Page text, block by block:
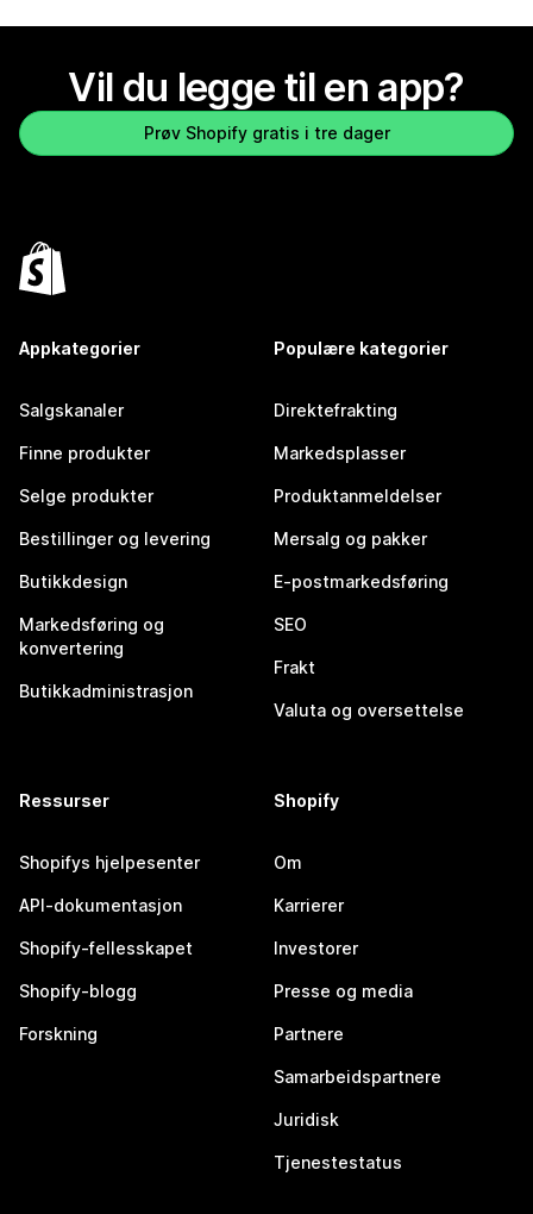
Vil du legge til en app?
Prøv Shopify gratis i tre dager
Appkategorier
Salgskanaler
Finne produkter
Selge produkter
Bestillinger og levering
Butikkdesign
Markedsføring og
konvertering
Butikkadministrasjon
Populære kategorier
Direktefrakting
Markedsplasser
Produktanmeldelser
Mersalg og pakker
E-postmarkedsføring
SEO
Frakt
Valuta og oversettelse
Ressurser
Shopifys hjelpesenter
API-dokumentasjon
Shopify-fellesskapet
Shopify-blogg
Forskning
Shopify
Om
Karrierer
Investorer
Presse og media
Partnere
Samarbeidspartnere
Juridisk
Tjenestestatus